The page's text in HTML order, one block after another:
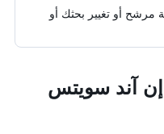
مرشح أو تغيير بحثك أو
آند سويتس